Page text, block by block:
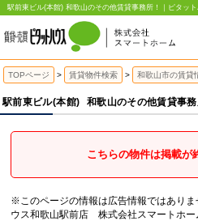
駅前東ビル(本館) 和歌山のその他賃貸事務所！｜ピタッ
TOPページ 賃貸物件検索 和歌山市の賃貸
駅前東ビル(本館) 和歌山のその他賃貸事
こちらの物件は掲載が
※このページの情報は広告情報ではあり
ウス和歌山駅前店 株式会社スマートホー